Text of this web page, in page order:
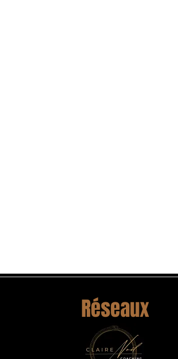
Réseaux